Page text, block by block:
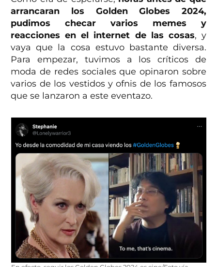
arrancaran los Golden Globes 2024,
pudimos checar varios memes y
reacciones en el internet de las cosas, y
vaya que la cosa estuvo bastante diversa.
Para empezar, tuvimos a los críticos de
moda de redes sociales que opinaron sobre
varios de los vestidos y ofnis de los famosos
que se lanzaron a este eventazo.